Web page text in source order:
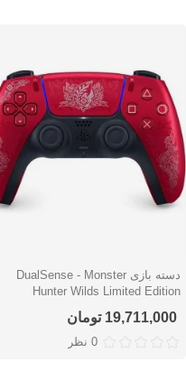
دوست داشتن
دسته بازی DualSense - Monster
Hunter Wilds Limited Edition
19,711,000 تومان
0 نظر